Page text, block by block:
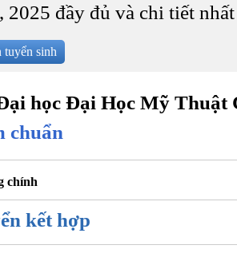
2025 đầy đủ và chi tiết nhất
tuyển sinh
học Đại Học Mỹ Thuật
chuẩn
chính
kết hợp